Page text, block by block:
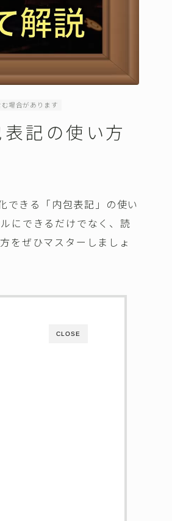
場合があります
記の使い方
できる「内包表記」の使い
にできるだけでなく、読
をぜひマスターしましょ
CLOSE